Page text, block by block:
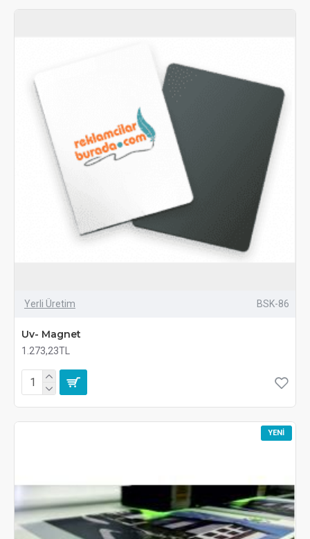
Yerli Üretim BSK-86
Uv- Magnet
1.273,23TL
YENI